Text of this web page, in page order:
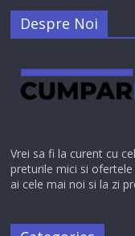
Despre Noi
Vrei sa fi la curent cu
preturile mici si
ai cele mai noi si la zi